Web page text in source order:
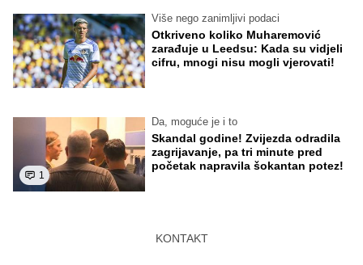
Više nego zanimljivi podaci
Otkriveno koliko Muharemović
zarađuje u Leedsu: Kada su vidjeli
cifru, mnogi nisu mogli vjerovati!
1
Da, moguće je i to
Skandal godine! Zvijezda odradila
zagrijavanje, pa tri minute pred
početak napravila šokantan potez!
KONTAKT